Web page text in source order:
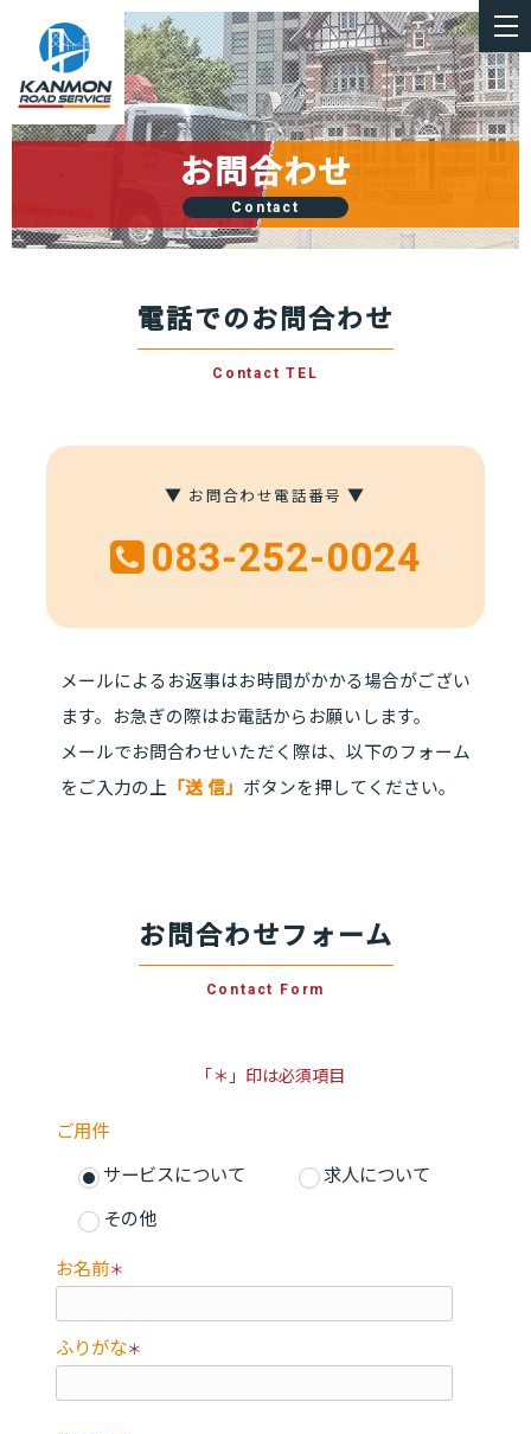
お問合わせ
Contact
電話でのお問合わせ
Contact TEL
▼ お問合わせ電話番号 ▼
083-252-0024
メールによるお返事はお時間がかかる場合がござい
ます。お急ぎの際はお電話からお願いします。
メールでお問合わせいただく際は、以下のフォーム
をご入力の上 「送 信」 ボタンを押してください。
お問合わせフォーム
Contact Form
「＊」印は必須項目
ご用件
サービスについて 求人について
その他
お名前＊
ふりがな＊